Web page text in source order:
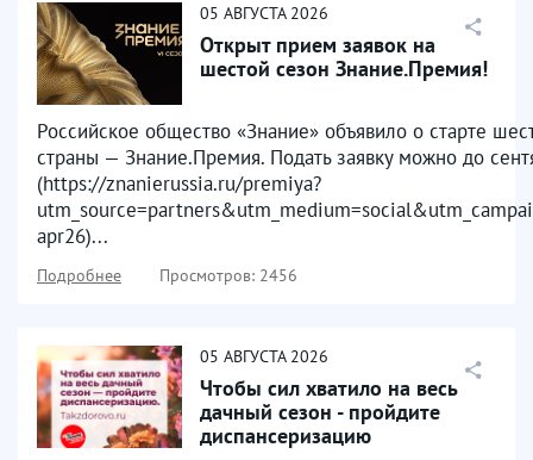
05 АВГУСТА 2026
Открыт прием заявок на
шестой сезон Знание.Премия!
Российское общество «Знание» объявило о старте
страны — Знание.Премия. Подать заявку можно до
(https://znanierussia.ru/premiya?
apr26)...
Подробнее Просмотров: 2456
05 АВГУСТА 2026
Чтобы сил хватило на весь
дачный сезон - пройдите
диспансеризацию